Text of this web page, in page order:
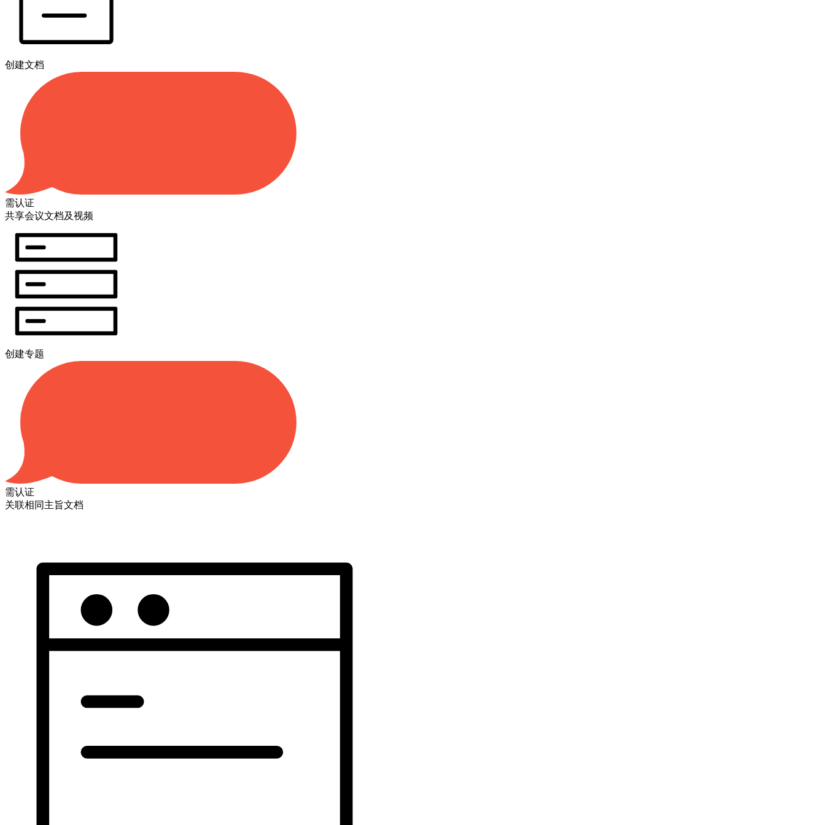
创建文档
需认证
共享会议文档及视频
创建专题
需认证
关联相同主旨文档